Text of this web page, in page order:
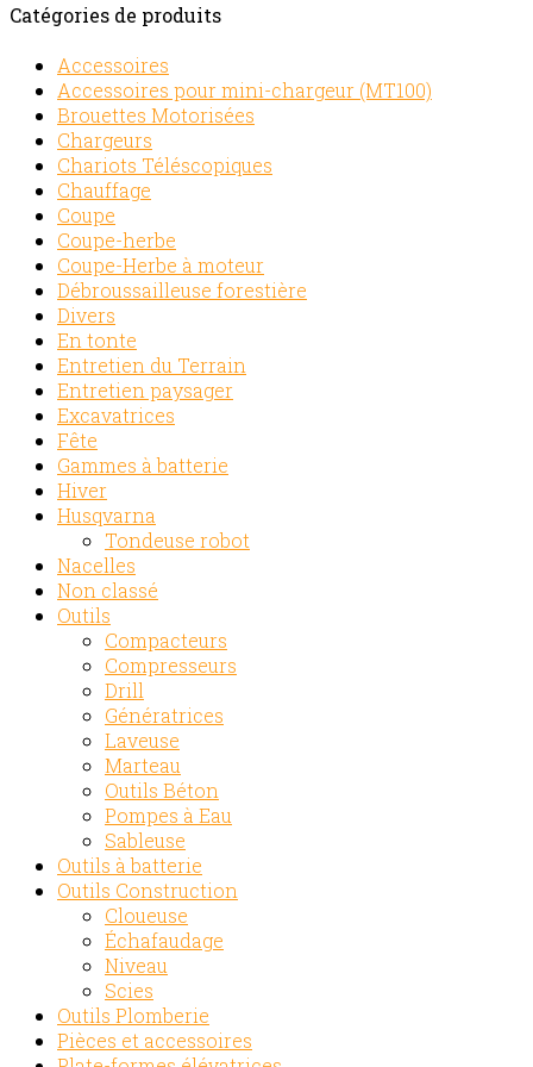
Catégories de produits
Accessoires
Accessoires pour mini-chargeur (MT100)
Brouettes Motorisées
Chargeurs
Chariots Téléscopiques
Chauffage
Coupe
Coupe-herbe
Coupe-Herbe à moteur
Débroussailleuse forestière
Divers
En tonte
Entretien du Terrain
Entretien paysager
Excavatrices
Fête
Gammes à batterie
Hiver
Husqvarna
Tondeuse robot
Nacelles
Non classé
Outils
Compacteurs
Compresseurs
Drill
Génératrices
Laveuse
Marteau
Outils Béton
Pompes à Eau
Sableuse
Outils à batterie
Outils Construction
Cloueuse
Échafaudage
Niveau
Scies
Outils Plomberie
Pièces et accessoires